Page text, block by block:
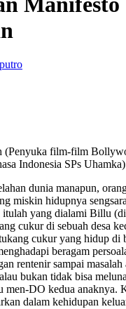
(Penyuka film-film
Indonesia SPs Uhamka)
dunia manapun,
miskin hidupnya
yang dialami Billu
cukur di sebuah desa
cukur yang hidup di
beragam
rentenir sampai masalah
bukan tidak bisa
men-DO kedua anaknya.
dalam kehidupan